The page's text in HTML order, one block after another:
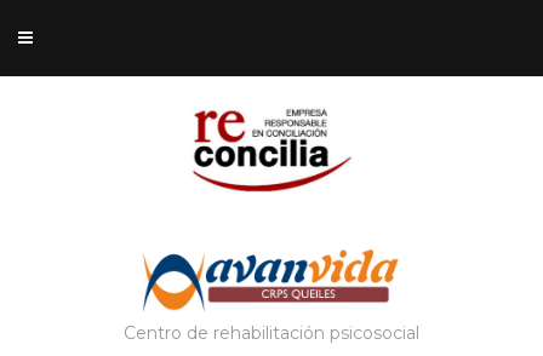
Centro de rehabilitación psicosocial